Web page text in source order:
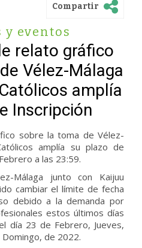
Compartir
y eventos
relato gráfico
Vélez-Málaga
amplía
Inscripción
sobre la toma de Vélez-
amplía su plazo de
a las 23:59.
Málaga junto con Kaijuu
cambiar el límite de fecha
debido a la demanda por
estos últimos días
día 23 de Febrero, Jueves,
de 2022.